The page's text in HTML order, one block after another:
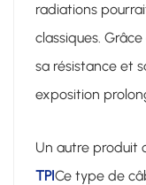
radiations
classiques.
sa résistance et
exposition
Un autre produit
TPICe type de